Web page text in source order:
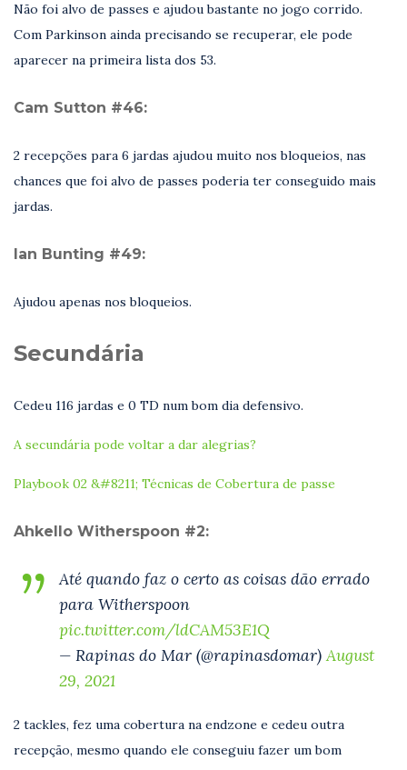
Não foi alvo de passes e ajudou bastante no jogo corrido.
Com Parkinson ainda precisando se recuperar, ele pode
aparecer na primeira lista dos 53.
Cam Sutton #46:
2 recepções para 6 jardas ajudou muito nos bloqueios, nas
chances que foi alvo de passes poderia ter conseguido mais
jardas.
Ian Bunting #49:
Ajudou apenas nos bloqueios.
Secundária
Cedeu 116 jardas e 0 TD num bom dia defensivo.
A secundária pode voltar a dar alegrias?
Playbook 02 &#8211; Técnicas de Cobertura de passe
Ahkello Witherspoon #2:
Até quando faz o certo as coisas dão errado
para Witherspoon
pic.twitter.com/ldCAM53E1Q
— Rapinas do Mar (@rapinasdomar)August
29, 2021
2 tackles, fez uma cobertura na endzone e cedeu outra
recepção, mesmo quando ele conseguiu fazer um bom